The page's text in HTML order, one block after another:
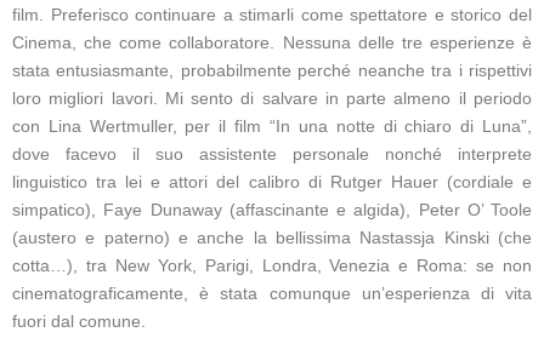
film. Preferisco continuare a stimarli come spettatore e storico del
Cinema, che come collaboratore. Nessuna delle tre esperienze è
stata entusiasmante, probabilmente perché neanche tra i rispettivi
loro migliori lavori. Mi sento di salvare in parte almeno il periodo
con Lina Wertmuller, per il film “In una notte di chiaro di Luna”,
dove facevo il suo assistente personale nonché interprete
linguistico tra lei e attori del calibro di Rutger Hauer (cordiale e
simpatico), Faye Dunaway (affascinante e algida), Peter O’ Toole
(austero e paterno) e anche la bellissima Nastassja Kinski (che
cotta…), tra New York, Parigi, Londra, Venezia e Roma: se non
cinematograficamente, è stata comunque un’esperienza di vita
fuori dal comune.